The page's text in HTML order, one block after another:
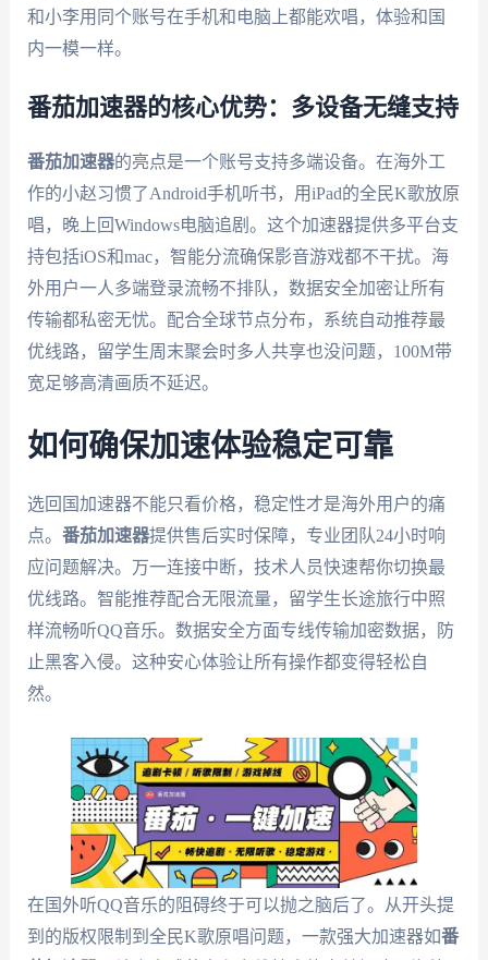
和小李用同个账号在手机和电脑上都能欢唱，体验和国
内一模一样。
番茄加速器的核心优势：多设备无缝支持
番茄加速器的亮点是一个账号支持多端设备。在海外工
作的小赵习惯了Android手机听书，用iPad的全民K歌放原
唱，晚上回Windows电脑追剧。这个加速器提供多平台支
持包括iOS和mac，智能分流确保影音游戏都不干扰。海
外用户一人多端登录流畅不排队，数据安全加密让所有
传输都私密无忧。配合全球节点分布，系统自动推荐最
优线路，留学生周末聚会时多人共享也没问题，100M带
宽足够高清画质不延迟。
如何确保加速体验稳定可靠
选回国加速器不能只看价格，稳定性才是海外用户的痛
点。 番茄加速器提供售后实时保障，专业团队24小时响
应问题解决。万一连接中断，技术人员快速帮你切换最
优线路。智能推荐配合无限流量，留学生长途旅行中照
样流畅听QQ音乐。数据安全方面专线传输加密数据，防
止黑客入侵。这种安心体验让所有操作都变得轻松自
然。
在国外听QQ音乐的阻碍终于可以抛之脑后了。从开头提
到的版权限制到全民K歌原唱问题，一款强大加速器如番